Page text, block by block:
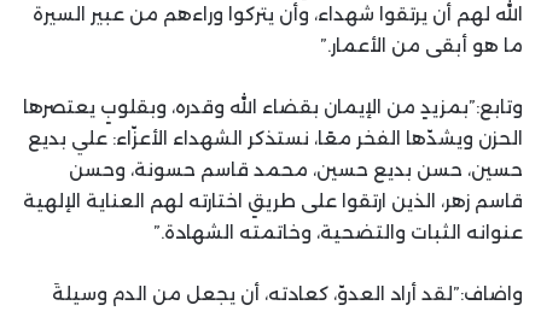
الله لهم أن يرتقوا شهداء، وأن يتركوا وراءهم من عبير السيرة
ما هو أبقى من الأعمار.”
وتابع:”بمزيدٍ من الإيمان بقضاء الله وقدره، وبقلوبٍ يعتصرها
الحزن ويشدّها الفخر معًا، نستذكر الشهداء الأعزّاء: علي بديع
حسين، حسن بديع حسين، محمد قاسم حسونة، وحسن
قاسم زهر، الذين ارتقوا على طريقٍ اختارته لهم العناية الإلهية
عنوانه الثبات والتضحية، وخاتمته الشهادة.”
واضاف:”لقد أراد العدوّ، كعادته، أن يجعل من الدم وسيلةَ